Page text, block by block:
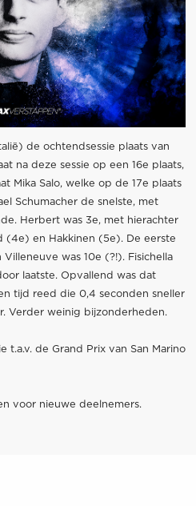
de ochtendsessie plaats van
na deze sessie op een 16e plaats,
Mika Salo, welke op de 17e plaats
Schumacher de snelste, met
Herbert was 3e, met hierachter
(4e) en Hakkinen (5e). De eerste
was 10e (?!). Fisichella
laatste. Opvallend was dat
tijd reed die 0,4 seconden sneller
Verder weinig bijzonderheden.
t.a.v. de Grand Prix van San Marino
voor nieuwe deelnemers.